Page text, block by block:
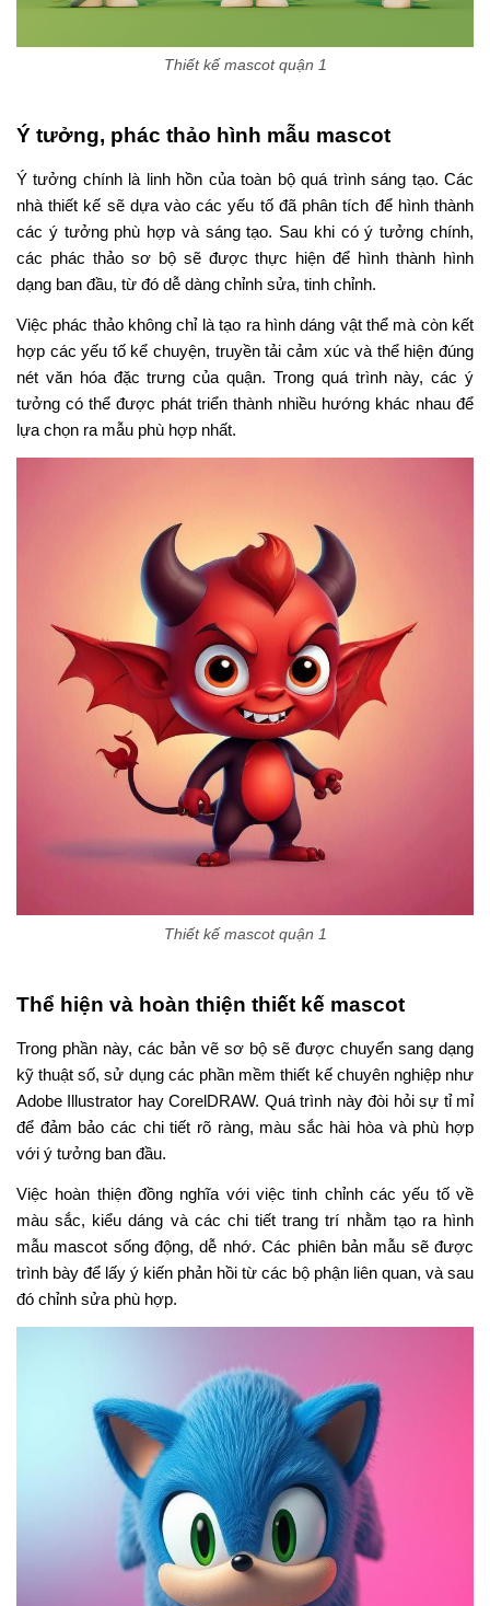
Thiết kế mascot quận 1
Ý tưởng, phác thảo hình mẫu mascot
Ý tưởng chính là linh hồn của toàn bộ quá trình sáng tạo. Các
nhà thiết kế sẽ dựa vào các yếu tố đã phân tích để hình thành
các ý tưởng phù hợp và sáng tạo. Sau khi có ý tưởng chính,
các phác thảo sơ bộ sẽ được thực hiện để hình thành hình
dạng ban đầu, từ đó dễ dàng chỉnh sửa, tinh chỉnh.
Việc phác thảo không chỉ là tạo ra hình dáng vật thể mà còn kết
hợp các yếu tố kể chuyện, truyền tải cảm xúc và thể hiện đúng
nét văn hóa đặc trưng của quận. Trong quá trình này, các ý
tưởng có thể được phát triển thành nhiều hướng khác nhau để
lựa chọn ra mẫu phù hợp nhất.
Thiết kế mascot quận 1
Thể hiện và hoàn thiện thiết kế mascot
Trong phần này, các bản vẽ sơ bộ sẽ được chuyển sang dạng
kỹ thuật số, sử dụng các phần mềm thiết kế chuyên nghiệp như
Adobe Illustrator hay CorelDRAW. Quá trình này đòi hỏi sự tỉ mỉ
để đảm bảo các chi tiết rõ ràng, màu sắc hài hòa và phù hợp
với ý tưởng ban đầu.
Việc hoàn thiện đồng nghĩa với việc tinh chỉnh các yếu tố về
màu sắc, kiểu dáng và các chi tiết trang trí nhằm tạo ra hình
mẫu mascot sống động, dễ nhớ. Các phiên bản mẫu sẽ được
trình bày để lấy ý kiến phản hồi từ các bộ phận liên quan, và sau
đó chỉnh sửa phù hợp.